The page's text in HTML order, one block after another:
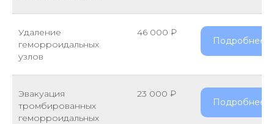
Удаление
геморроидальных
узлов
46 000 ₽
Подробнее
Эвакуация
тромбированных
геморроидальных
23 000 ₽
Подробнее